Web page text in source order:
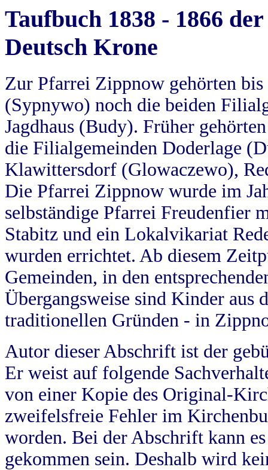
Taufbuch 1838 - 1866
Deutsch Krone
Zur Pfarrei Zippnow gehörten
(Sypnywo) noch die beiden
Jagdhaus (Budy). Früher
die Filialgemeinden Doderlage
Klawittersdorf (Glowaczewo),
Die Pfarrei Zippnow wurde im
selbständige Pfarrei Freudenfier
Stabitz und ein Lokalvikariat
wurden errichtet. Ab diesem
Gemeinden, in den
Übergangsweise sind Kinder aus
traditionellen Gründen - in
Autor dieser Abschrift ist der
Er weist auf folgende
von einer Kopie des Original-
zweifelsfreie Fehler im
worden. Bei der Abschrift kann
gekommen sein. Deshalb wird